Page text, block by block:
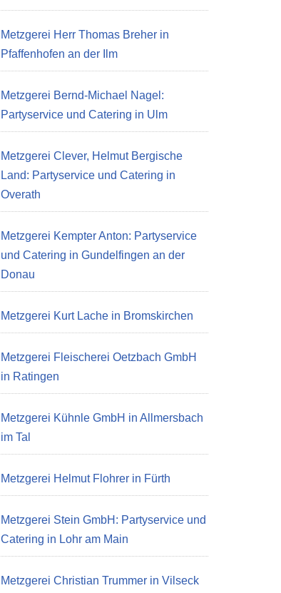
Metzgerei Herr Thomas Breher in
Pfaffenhofen an der Ilm
Metzgerei Bernd-Michael Nagel:
Partyservice und Catering in Ulm
Metzgerei Clever, Helmut Bergische
Land: Partyservice und Catering in
Overath
Metzgerei Kempter Anton: Partyservice
und Catering in Gundelfingen an der
Donau
Metzgerei Kurt Lache in Bromskirchen
Metzgerei Fleischerei Oetzbach GmbH
in Ratingen
Metzgerei Kühnle GmbH in Allmersbach
im Tal
Metzgerei Helmut Flohrer in Fürth
Metzgerei Stein GmbH: Partyservice und
Catering in Lohr am Main
Metzgerei Christian Trummer in Vilseck